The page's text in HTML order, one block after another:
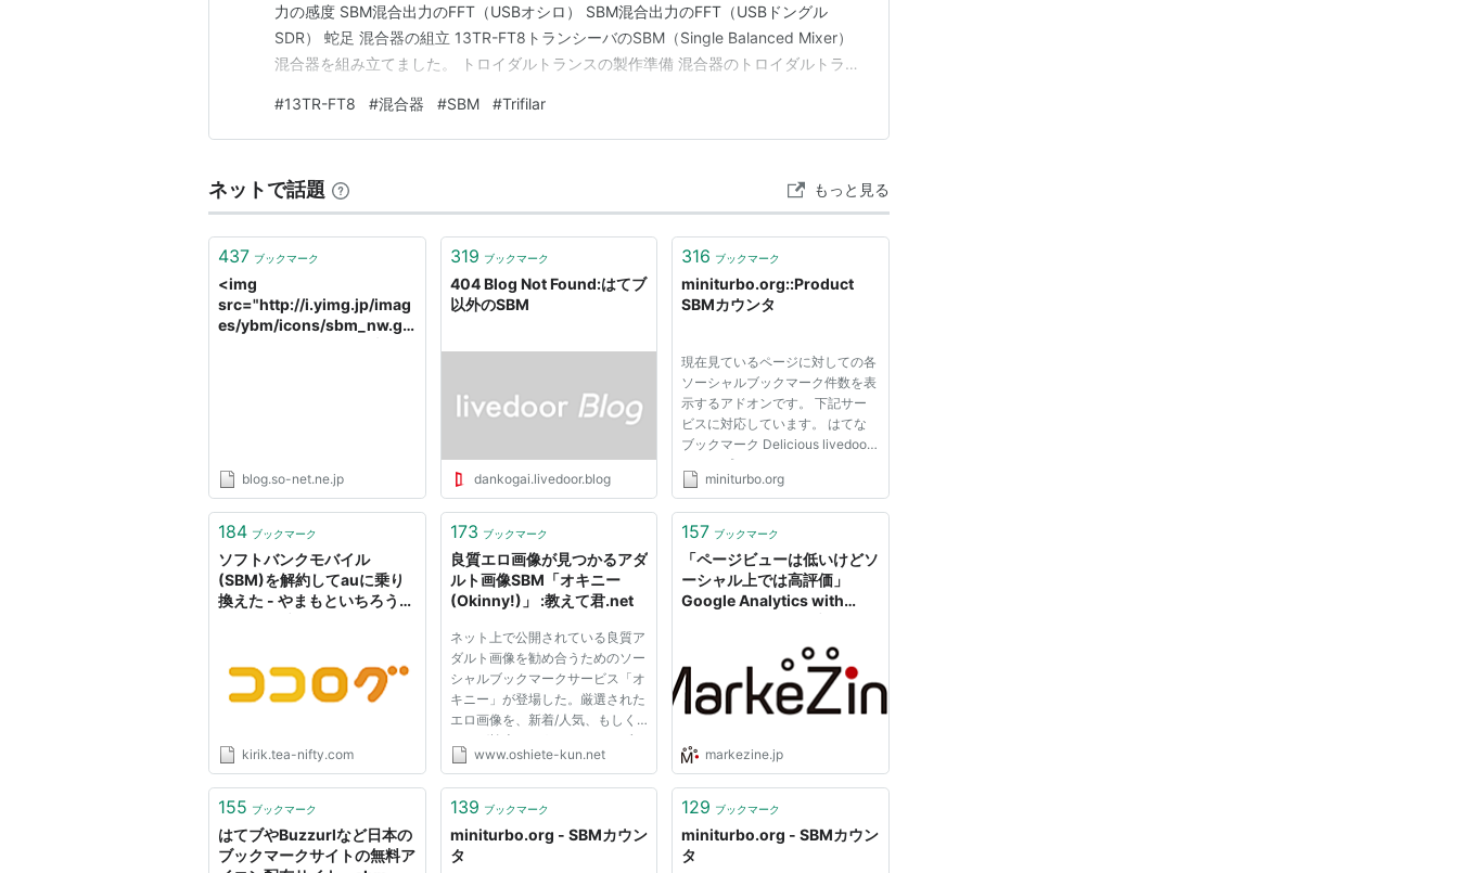
力の感度 SBM混合出力のFFT（USBオシロ） SBM混合出力のFFT（USBドングル
SDR） 蛇足 混合器の組立 13TR-FT8トランシーバのSBM（Single Balanced Mixer）
混合器を組み立てました。 トロイダルトランスの製作準備 混合器のトロイダルトラン
見た目、トロイダルトランスはRF回路を代表する部品の一…
#13TR-FT8 #混合器 #SBM #Trifilar
ネットで話題 もっと見る
437 ブックマーク
<img
src="http://i.yimg.jp/imag
es/ybm/icons/sbm_nw.gif
blog.so-net.ne.jp
319 ブックマーク
404 Blog Not Found:はてブ
以外のSBM
dankogai.livedoor.blog
316 ブックマーク
miniturbo.org::Product
SBMカウンタ
現在見ているページに対しての各
ソーシャルブックマーク件数を表
示するアドオンです。 下記サー
ビスに対応しています。 はてな
ブックマーク Delicious livedoor
クリップ POOKMARK Airlines
Buzzurl @nifty クリップ はてな
方は、コメント表示部分が重なっ
す...
miniturbo.org
184 ブックマーク
ソフトバンクモバイル
(SBM)を解約してauに乗り
換えた - やまもといちろう
kirik.tea-nifty.com
173 ブックマーク
良質エロ画像が見つかるアダ
ルト画像SBM「オキニー
(Okinny!)」 :教えて君.net
ネット上で公開されている良質ア
ダルト画像を勧め合うためのソー
シャルブックマークサービス「オ
キニー」が登場した。厳選された
エロ画像を、新着/人気、もしく
はタグ検索というソーシャルブッ
クマーク的インターフェイスで探
ザーが増えれば盛り上がるサービ
www.oshiete-kun.net
157 ブックマーク
「ページビューは低いけどソ
ーシャル上では高評価」
Google Analytics with
markezine.jp
155 ブックマーク
はてブやBuzzurlなど日本の
ブックマークサイトの無料ア
139 ブックマーク
miniturbo.org - SBMカウン
タ
129 ブックマーク
miniturbo.org - SBMカウン
タ